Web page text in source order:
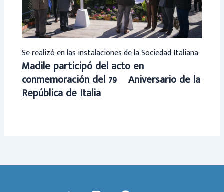
Se realizó en las instalaciones de la Sociedad Italiana
Madile participó del acto en
conmemoración del 79º Aniversario de la
República de Italia